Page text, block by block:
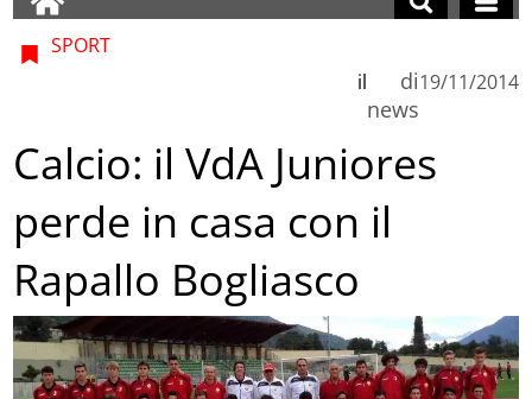
SPORT
di
news
il 19/11/2014
Calcio: il VdA Juniores
perde in casa con il
Rapallo Bogliasco